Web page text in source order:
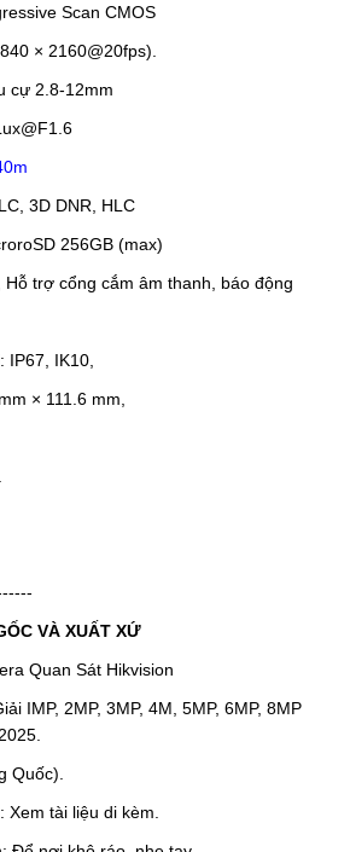
Scan CMOS
× 2160@20fps).
cự 2.8-12mm
3D DNR, HLC
256GB (max)
trợ cổng cắm âm thanh, báo động
IP67, IK10,
× 111.6 mm,
VÀ XUẤT XỨ
Quan Sát Hikvision
IMP, 2MP, 3MP, 4M, 5MP, 6MP, 8MP
Quốc).
tài liệu di kèm.